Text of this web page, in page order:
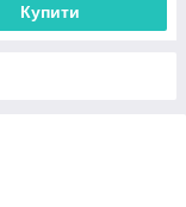
Купити